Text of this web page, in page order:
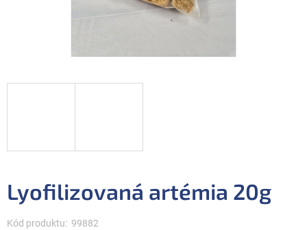
Lyofilizovaná artémia 20g
Kód produktu: 99882